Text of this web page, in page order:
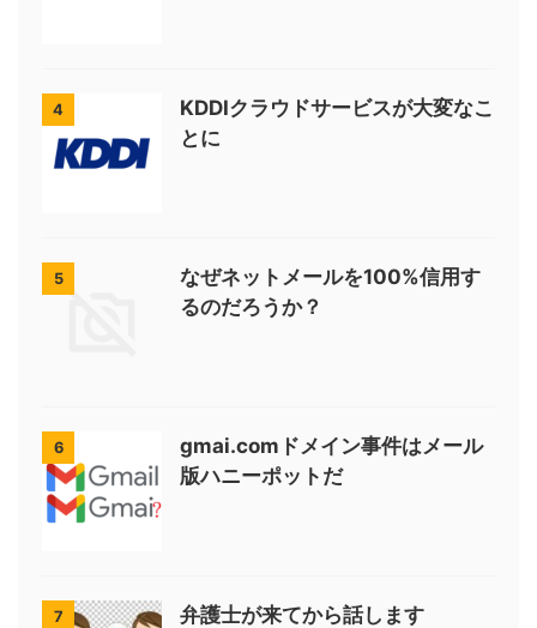
4
KDDIクラウドサービスが大変なこ
とに
5
なぜネットメールを100%信用す
るのだろうか？
6
gmai.comドメイン事件はメール
版ハニーポットだ
7 弁護士が来てから話します